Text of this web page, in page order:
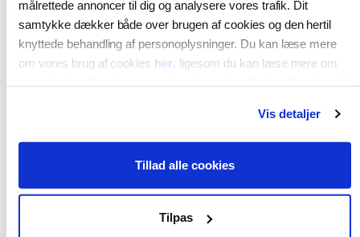
målrettede annoncer til dig og analysere vores trafik. Dit
samtykke dækker både over brugen af cookies og den hertil
knyttede behandling af personoplysninger. Du kan læse mere
om vores brug af cookies her, ligesom du kan læse mere om
Vis detaljer
Tillad alle cookies
Tilpas